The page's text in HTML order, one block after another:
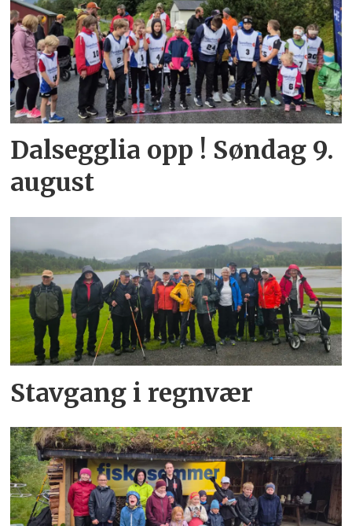
Dalsegglia opp ! Søndag 9.
august
Stavgang i regnvær